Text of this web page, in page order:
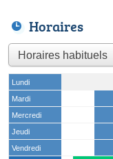
Horaires
Lundi
Mardi
Mercredi
Jeudi
Vendredi